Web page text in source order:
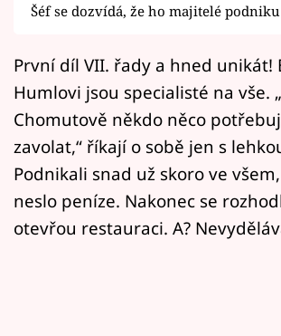
Mámy sobě
Přihlášení
Sledujte nás
Šéf se dozvídá, že ho majitelé
První díl VII. řady a hned unikát!
Humlovi jsou specialisté na vše.
Chomutově někdo něco
zavolat,“ říkají o sobě jen s
Podnikali snad už skoro ve
neslo peníze. Nakonec se
otevřou restauraci. A?